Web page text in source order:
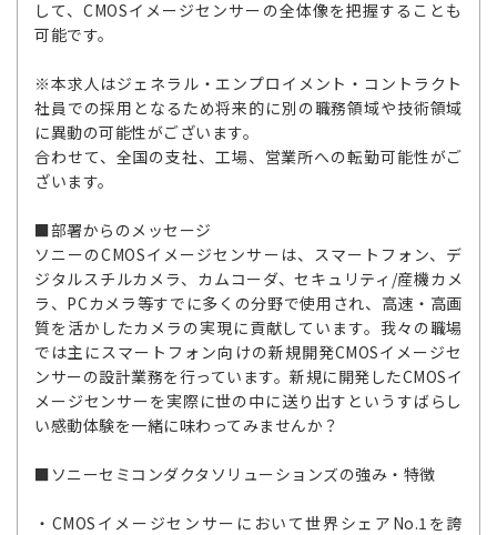
して、CMOSイメージセンサーの全体像を把握することも
可能です。
※本求人はジェネラル・エンプロイメント・コントラクト
社員での採用となるため将来的に別の職務領域や技術領域
に異動の可能性がございます。
合わせて、全国の支社、工場、営業所への転勤可能性がご
ざいます。
■部署からのメッセージ
ソニーのCMOSイメージセンサーは、スマートフォン、デ
ジタルスチルカメラ、カムコーダ、セキュリティ/産機カメ
ラ、PCカメラ等すでに多くの分野で使用され、高速・高画
質を活かしたカメラの実現に貢献しています。我々の職場
では主にスマートフォン向けの新規開発CMOSイメージセ
ンサーの設計業務を行っています。新規に開発したCMOSイ
メージセンサーを実際に世の中に送り出すというすばらし
い感動体験を一緒に味わってみませんか？
■ソニーセミコンダクタソリューションズの強み・特徴
・CMOSイメージセンサーにおいて世界シェアNo.1を誇